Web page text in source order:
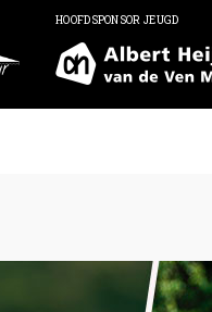
HOOFDSPONSOR JEUGD